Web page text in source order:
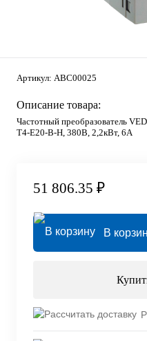
Артикул: ABC00025
Описание товара:
Частотный преобразователь
T4-E20-B-H, 380В, 2,2кВт, 6А
51 806.35 ₽
В